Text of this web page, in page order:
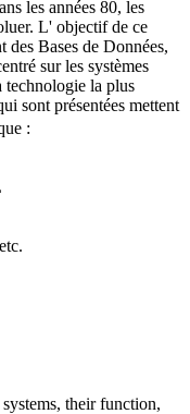
les années 80, les
L' objectif de ce
des Bases de Données,
sur les systèmes
technologie la plus
sont présentées mettent
: 
their function,